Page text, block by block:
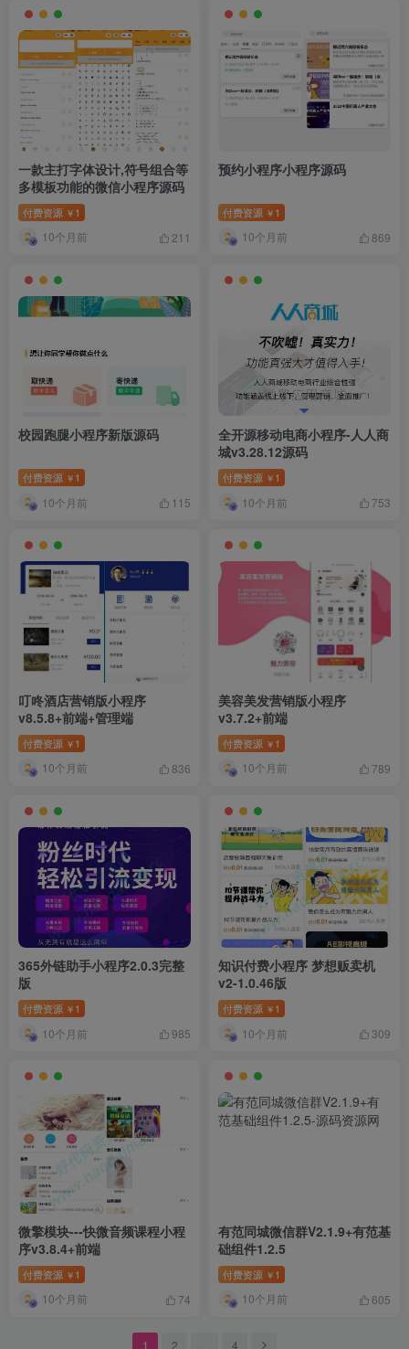
一款主打字体设计,符号组合等
多模板功能的微信小程序源码
付费资源 ￥ 1
10个月前 211
预约小程序小程序源码
付费资源 ￥ 1
10个月前 869
校园跑腿小程序新版源码
付费资源 ￥ 1
10个月前 115
全开源移动电商小程序-人人商
城v3.28.12源码
付费资源 ￥ 1
10个月前 753
叮咚酒店营销版小程序
v8.5.8+前端+管理端
付费资源 ￥ 1
10个月前 836
美容美发营销版小程序
v3.7.2+前端
付费资源 ￥ 1
10个月前 789
365外链助手小程序2.0.3完整
版
付费资源 ￥ 1
10个月前 985
知识付费小程序 梦想贩卖机
v2-1.0.46版
付费资源 ￥ 1
10个月前 309
微擎模块---快微音频课程小程
序v3.8.4+前端
付费资源 ￥ 1
10个月前 74
有范同城微信群V2.1.9+有范基
础组件1.2.5
付费资源 ￥ 1
10个月前 605
1 2 4